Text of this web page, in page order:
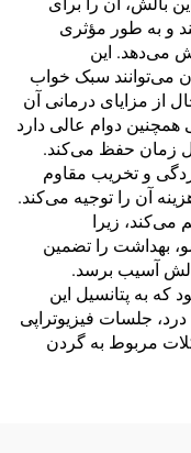
و به طور مؤثری
می‌دهد. این
می‌توانند سبک خواب
از مزایای درمانی آن
دوام عالی دارد
زمان حفظ می‌کند.
و تخریب مقاوم
آن را توجیه می‌کند.
زیرا
بهداشت را تضمین
آسیب برسد.
به پتانسیل این
جلسات فیزیوتراپی
مربوط به گردن